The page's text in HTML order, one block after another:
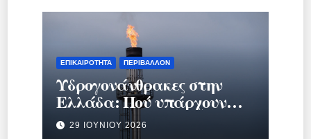
ΕΠΙΚΑΙΡΌΤΗΤΑ ΠΕΡΙΒΆΛΛΟΝ
Υδρογονάνθρακες στην
Ελλάδα: Πού υπάρχουν
κοιτάσματα και γιατί
29 ΙΟΥΝΊΟΥ 2026